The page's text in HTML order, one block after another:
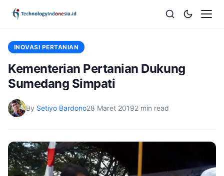
INOVASI PERTANIAN
Kementerian Pertanian Dukung
Sumedang Simpati
By Setiyo Bardono28 Maret 20192 min read